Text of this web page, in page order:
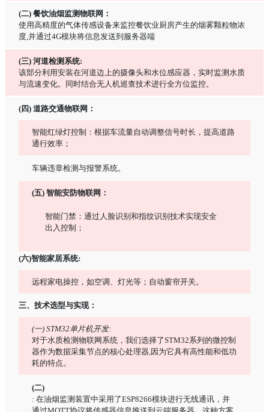
(二) 餐饮油烟监测物联网：
使用高精度的气体传感设备来监控餐饮业厨房产生的烟雾颗粒物浓
度,并通过4G模块将信息发送到服务器端
(三) 河道检测系统:
该部分利用安装在河道边上的摄像头和水位感应器，实时监测水质
与流速变化。同时结合无人机巡查技术进行全方位监控。
(四) 道路交通物联网：
智能红绿灯控制：根据车流量自动调整信号时长，提高道路
通行效率；
车辆违章检测与报警系统。
(五) 智能安防物联网：
智能门禁：通过人脸识别和指纹识别技术实现安全
出入控制；
(六)智能家居系统:
远程家电操控，如空调、灯光等；自动窗帘开关。
三、技术选型与实现：
(一) STM32单片机开发:
对于水质检测物联网系统，我们选择了STM32系列的微控制
器作为数据采集节点的核心处理器,因为它具有高性能和低功
耗的特点。
(二)
: 在油烟监测装置中采用了ESP8266模块进行无线通讯，并